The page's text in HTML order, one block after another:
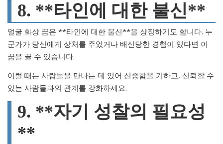
8. **타인에 대한 불신**
얼굴 화상 꿈은 **타인에 대한 불신**을 상징하기도 합니다. 누
군가가 당신에게 상처를 주었거나 배신당한 경험이 있다면 이
꿈을 꿀 수 있습니다.
이럴 때는 사람들을 만나는 데 있어 신중함을 기하고, 신뢰할 수
있는 사람들과의 관계를 강화하세요.
9. **자기 성찰의 필요성
**